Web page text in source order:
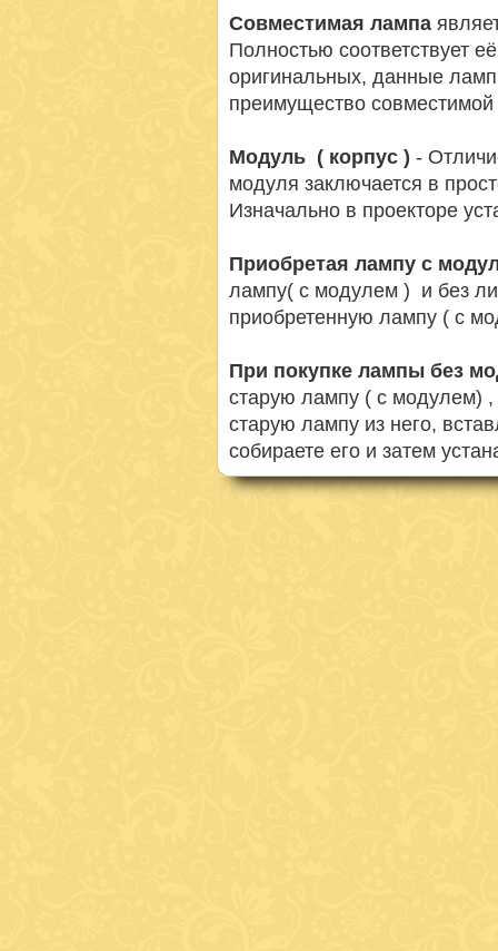
Совместимая лампа
Полностью соответствует
оригинальных, данные
преимущество
Модуль ( корпус ) -
модуля заключается в
Изначально в проекторе
Приобретая лампу с
лампу( с модулем ) и без
приобретенную лампу ( с
При покупке лампы без
старую лампу ( с модулем) ,
старую лампу из него,
собираете его и затем